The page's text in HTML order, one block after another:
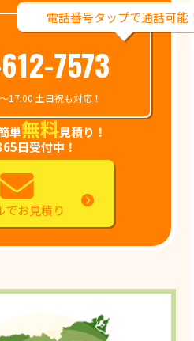
電話番号タップで通話可能
7573
土日祝も対応！
単無料見積り！
日受付中！
でお見積り